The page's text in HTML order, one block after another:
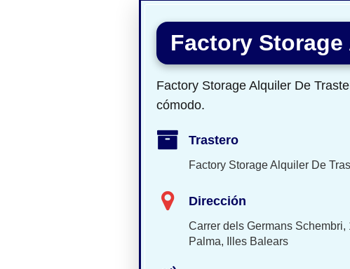
Factory
Factory Storage Alquiler De
cómodo.
Trastero
Factory Storage Alquiler De
Dirección
Carrer dels Germans Schembri,
Palma, Illes Balears